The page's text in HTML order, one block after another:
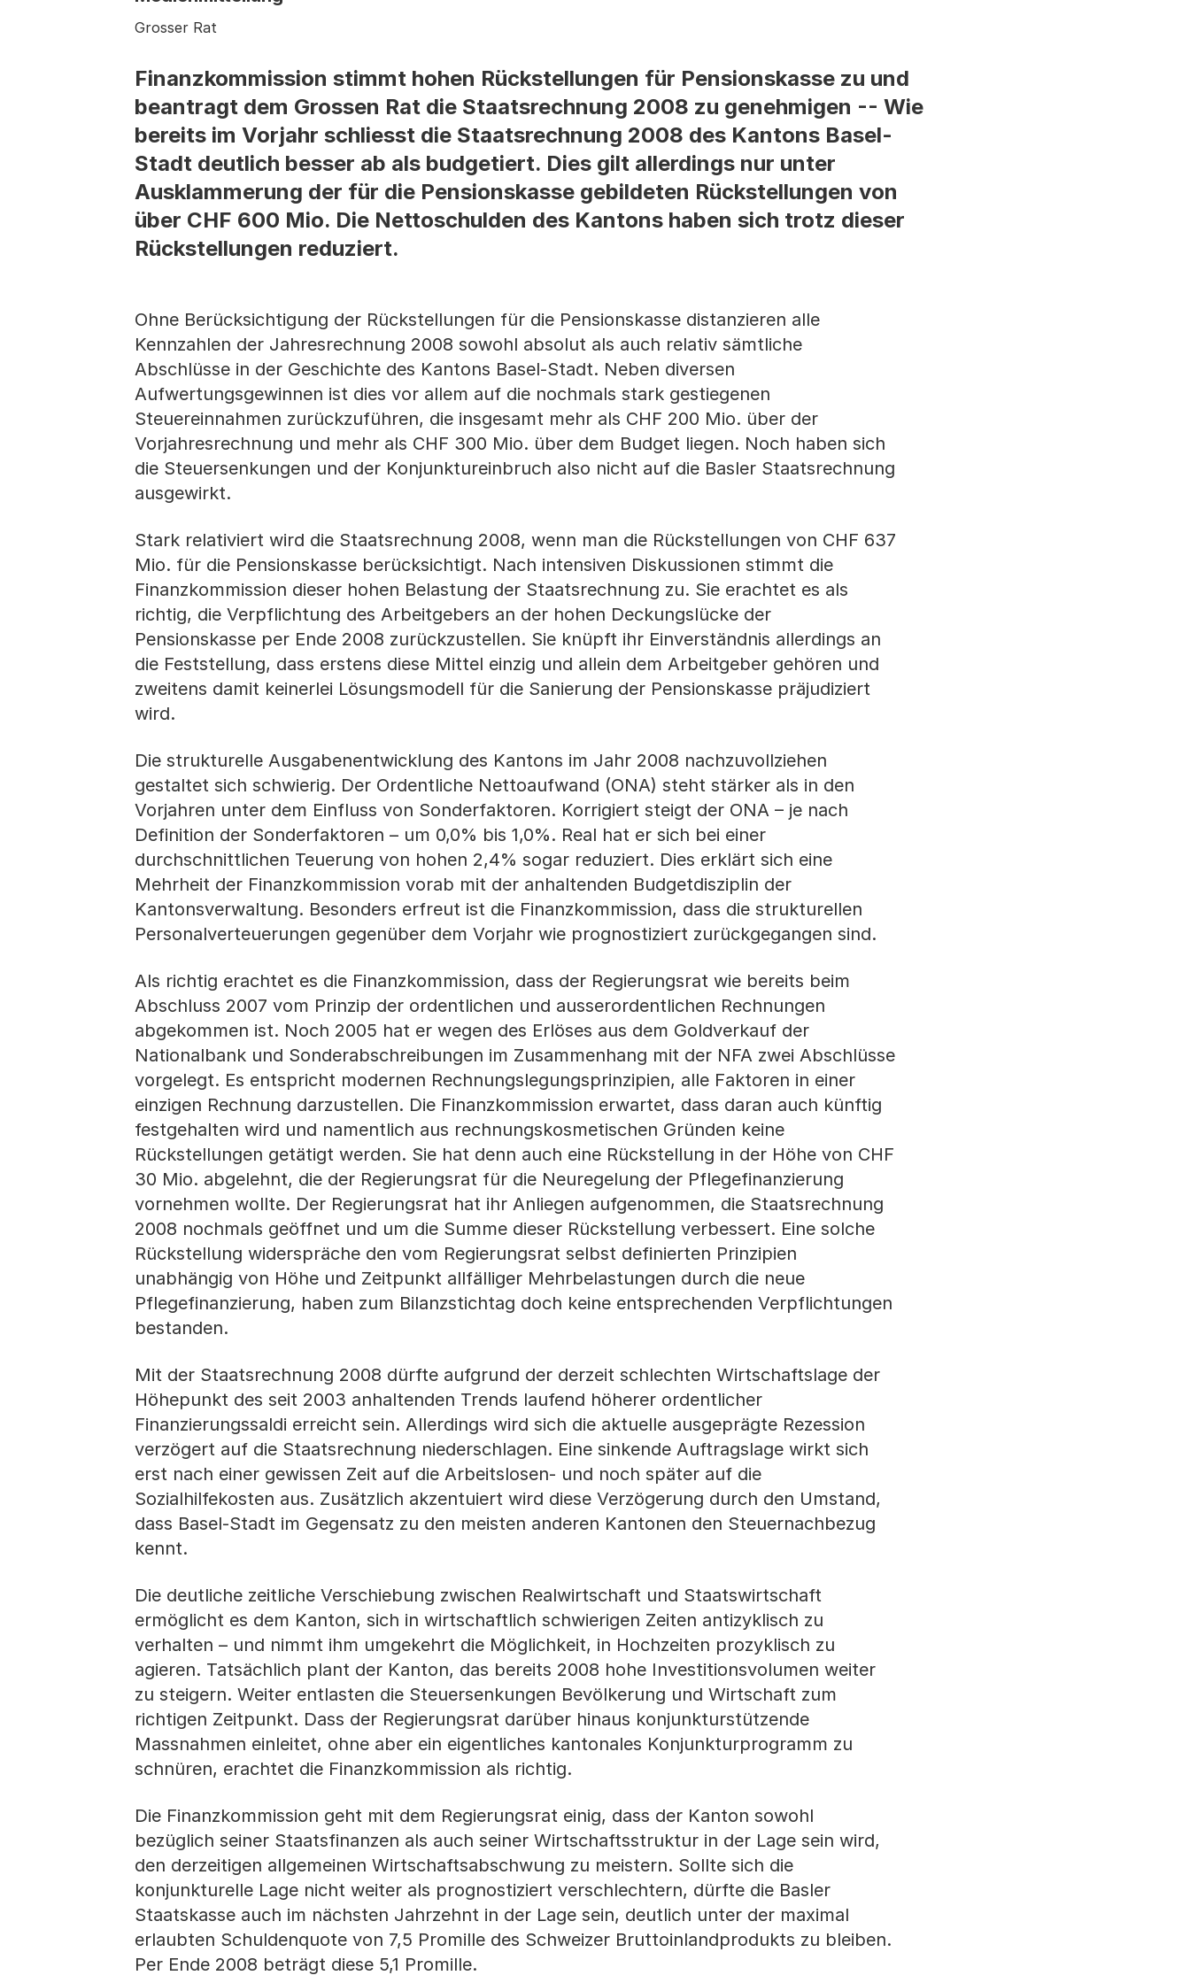
Grosser Rat
Finanzkommission stimmt hohen Rückstellungen für Pensionskasse zu und
beantragt dem Grossen Rat die Staatsrechnung 2008 zu genehmigen -- Wie
bereits im Vorjahr schliesst die Staatsrechnung 2008 des Kantons Basel-
Stadt deutlich besser ab als budgetiert. Dies gilt allerdings nur unter
Ausklammerung der für die Pensionskasse gebildeten Rückstellungen von
über CHF 600 Mio. Die Nettoschulden des Kantons haben sich trotz dieser
Rückstellungen reduziert.
Ohne Berücksichtigung der Rückstellungen für die Pensionskasse distanzieren alle
Kennzahlen der Jahresrechnung 2008 sowohl absolut als auch relativ sämtliche
Abschlüsse in der Geschichte des Kantons Basel-Stadt. Neben diversen
Aufwertungsgewinnen ist dies vor allem auf die nochmals stark gestiegenen
Steuereinnahmen zurückzuführen, die insgesamt mehr als CHF 200 Mio. über der
Vorjahresrechnung und mehr als CHF 300 Mio. über dem Budget liegen. Noch haben sich
die Steuersenkungen und der Konjunktureinbruch also nicht auf die Basler Staatsrechnung
ausgewirkt.
Stark relativiert wird die Staatsrechnung 2008, wenn man die Rückstellungen von CHF 637
Mio. für die Pensionskasse berücksichtigt. Nach intensiven Diskussionen stimmt die
Finanzkommission dieser hohen Belastung der Staatsrechnung zu. Sie erachtet es als
richtig, die Verpflichtung des Arbeitgebers an der hohen Deckungslücke der
Pensionskasse per Ende 2008 zurückzustellen. Sie knüpft ihr Einverständnis allerdings an
die Feststellung, dass erstens diese Mittel einzig und allein dem Arbeitgeber gehören und
zweitens damit keinerlei Lösungsmodell für die Sanierung der Pensionskasse präjudiziert
wird.
Die strukturelle Ausgabenentwicklung des Kantons im Jahr 2008 nachzuvollziehen
gestaltet sich schwierig. Der Ordentliche Nettoaufwand (ONA) steht stärker als in den
Vorjahren unter dem Einfluss von Sonderfaktoren. Korrigiert steigt der ONA – je nach
Definition der Sonderfaktoren – um 0,0% bis 1,0%. Real hat er sich bei einer
durchschnittlichen Teuerung von hohen 2,4% sogar reduziert. Dies erklärt sich eine
Mehrheit der Finanzkommission vorab mit der anhaltenden Budgetdisziplin der
Kantonsverwaltung. Besonders erfreut ist die Finanzkommission, dass die strukturellen
Personalverteuerungen gegenüber dem Vorjahr wie prognostiziert zurückgegangen sind.
Als richtig erachtet es die Finanzkommission, dass der Regierungsrat wie bereits beim
Abschluss 2007 vom Prinzip der ordentlichen und ausserordentlichen Rechnungen
abgekommen ist. Noch 2005 hat er wegen des Erlöses aus dem Goldverkauf der
Nationalbank und Sonderabschreibungen im Zusammenhang mit der NFA zwei Abschlüsse
vorgelegt. Es entspricht modernen Rechnungslegungsprinzipien, alle Faktoren in einer
einzigen Rechnung darzustellen. Die Finanzkommission erwartet, dass daran auch künftig
festgehalten wird und namentlich aus rechnungskosmetischen Gründen keine
Rückstellungen getätigt werden. Sie hat denn auch eine Rückstellung in der Höhe von CHF
30 Mio. abgelehnt, die der Regierungsrat für die Neuregelung der Pflegefinanzierung
vornehmen wollte. Der Regierungsrat hat ihr Anliegen aufgenommen, die Staatsrechnung
2008 nochmals geöffnet und um die Summe dieser Rückstellung verbessert. Eine solche
Rückstellung widerspräche den vom Regierungsrat selbst definierten Prinzipien
unabhängig von Höhe und Zeitpunkt allfälliger Mehrbelastungen durch die neue
Pflegefinanzierung, haben zum Bilanzstichtag doch keine entsprechenden Verpflichtungen
bestanden.
Mit der Staatsrechnung 2008 dürfte aufgrund der derzeit schlechten Wirtschaftslage der
Höhepunkt des seit 2003 anhaltenden Trends laufend höherer ordentlicher
Finanzierungssaldi erreicht sein. Allerdings wird sich die aktuelle ausgeprägte Rezession
verzögert auf die Staatsrechnung niederschlagen. Eine sinkende Auftragslage wirkt sich
erst nach einer gewissen Zeit auf die Arbeitslosen- und noch später auf die
Sozialhilfekosten aus. Zusätzlich akzentuiert wird diese Verzögerung durch den Umstand,
dass Basel-Stadt im Gegensatz zu den meisten anderen Kantonen den Steuernachbezug
kennt.
Die deutliche zeitliche Verschiebung zwischen Realwirtschaft und Staatswirtschaft
ermöglicht es dem Kanton, sich in wirtschaftlich schwierigen Zeiten antizyklisch zu
verhalten – und nimmt ihm umgekehrt die Möglichkeit, in Hochzeiten prozyklisch zu
agieren. Tatsächlich plant der Kanton, das bereits 2008 hohe Investitionsvolumen weiter
zu steigern. Weiter entlasten die Steuersenkungen Bevölkerung und Wirtschaft zum
richtigen Zeitpunkt. Dass der Regierungsrat darüber hinaus konjunkturstützende
Massnahmen einleitet, ohne aber ein eigentliches kantonales Konjunkturprogramm zu
schnüren, erachtet die Finanzkommission als richtig.
Die Finanzkommission geht mit dem Regierungsrat einig, dass der Kanton sowohl
bezüglich seiner Staatsfinanzen als auch seiner Wirtschaftsstruktur in der Lage sein wird,
den derzeitigen allgemeinen Wirtschaftsabschwung zu meistern. Sollte sich die
konjunkturelle Lage nicht weiter als prognostiziert verschlechtern, dürfte die Basler
Staatskasse auch im nächsten Jahrzehnt in der Lage sein, deutlich unter der maximal
erlaubten Schuldenquote von 7,5 Promille des Schweizer Bruttoinlandprodukts zu bleiben.
Per Ende 2008 beträgt diese 5,1 Promille.